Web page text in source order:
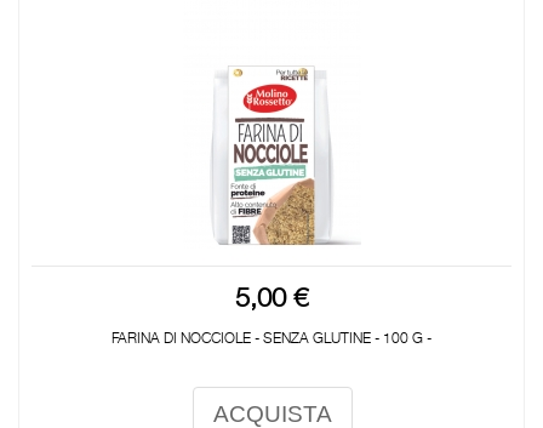
5,00 €
FARINA DI NOCCIOLE - SENZA GLUTINE - 100 G -
ACQUISTA